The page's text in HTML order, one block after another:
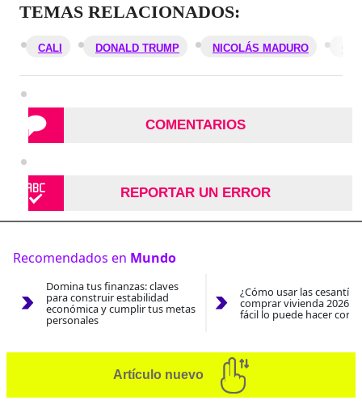
TEMAS RELACIONADOS:
CALI DONALD TRUMP NICOLÁS MADURO
COMENTARIOS
REPORTAR UN ERROR
Recomendados en Mundo
Domina tus finanzas: claves
para construir estabilidad
económica y cumplir tus metas
personales
¿Cómo usar las
comprar vivienda 2026?
fácil lo puede hacer con
Artículo nuevo